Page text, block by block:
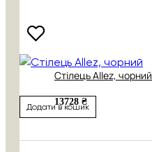
Стілець Allez, чорний
13728 ₴
Додати в кошик